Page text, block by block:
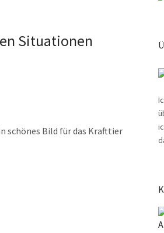
Situationen
schönes Bild für das Krafttier